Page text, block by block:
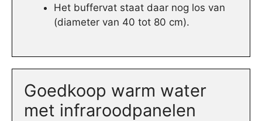
Het buffervat staat daar nog los van
(diameter van 40 tot 80 cm).
Goedkoop warm water
met infraroodpanelen